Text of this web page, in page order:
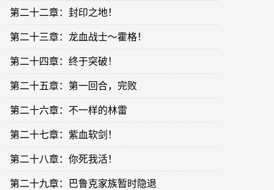
第二十二章：封印之地！
第二十三章：龙血战士～霍格！
第二十四章：终于突破！
第二十五章：第一回合，完败
第二十六章：不一样的林雷
第二十七章：紫血软剑！
第二十八章：你死我活！
第二十九章：巴鲁克家族暂时隐退